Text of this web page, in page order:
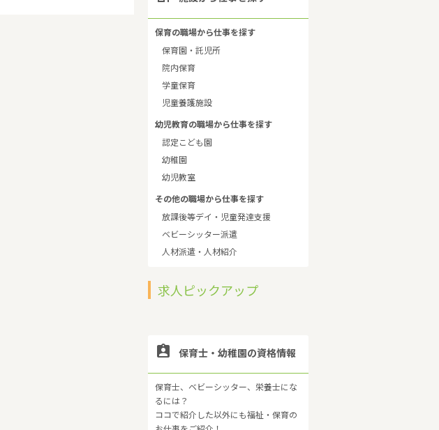
保育の職場から仕事を探す
保育園・託児所
院内保育
学童保育
児童養護施設
幼児教育の職場から仕事を探す
認定こども園
幼稚園
幼児教室
その他の職場から仕事を探す
放課後等デイ・児童発達支援
ベビーシッター派遣
人材派遣・人材紹介
求人ピックアップ
 保育士・幼稚園の資格情報
保育士、ベビーシッター、栄養士にな
るには？
ココで紹介した以外にも福祉・保育の